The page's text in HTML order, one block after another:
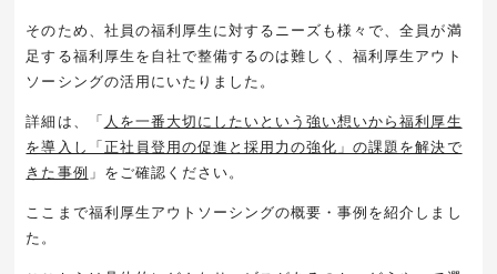
そのため、社員の福利厚生に対するニーズも様々で、全員が満
足する福利厚生を自社で整備するのは難しく、福利厚生アウト
ソーシングの活用にいたりました。
詳細は、「 人を一番大切にしたいという強い想いから福利厚生
を導入し「正社員登用の促進と採用力の強化」の課題を解決で
きた事例 」をご確認ください。
ここまで福利厚生アウトソーシングの概要・事例を紹介しまし
た。